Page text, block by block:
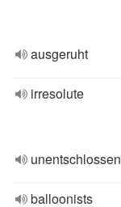
ausgeruht
irresolute
unentschlossen
balloonists